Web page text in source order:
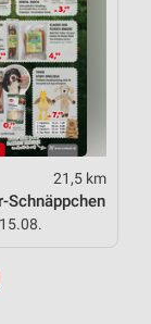
21,5 km
Schnäppchen